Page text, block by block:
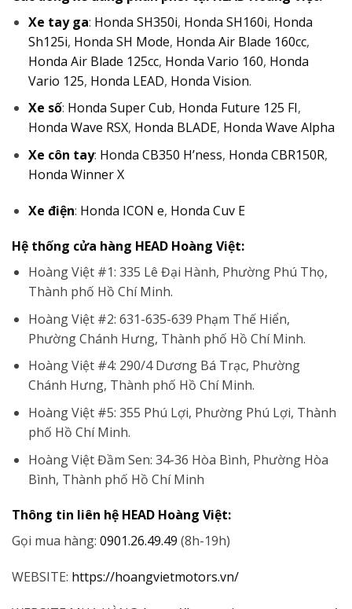
Xe tay ga: Honda SH350i, Honda SH160i, Honda
Sh125i, Honda SH Mode, Honda Air Blade 160cc,
Honda Air Blade 125cc, Honda Vario 160, Honda
Vario 125, Honda LEAD, Honda Vision.
Xe số: Honda Super Cub, Honda Future 125 FI,
Honda Wave RSX, Honda BLADE, Honda Wave Alpha
Xe côn tay: Honda CB350 H’ness, Honda CBR150R,
Honda Winner X
Xe điện: Honda ICON e, Honda Cuv E
Hệ thống cửa hàng HEAD Hoàng Việt:
Hoàng Việt #1: 335 Lê Đại Hành, Phường Phú Thọ,
Thành phố Hồ Chí Minh.
Hoàng Việt #2: 631-635-639 Phạm Thế Hiển,
Phường Chánh Hưng, Thành phố Hồ Chí Minh.
Hoàng Việt #4: 290/4 Dương Bá Trạc, Phường
Chánh Hưng, Thành phố Hồ Chí Minh.
Hoàng Việt #5: 355 Phú Lợi, Phường Phú Lợi, Thành
phố Hồ Chí Minh.
Hoàng Việt Đầm Sen: 34-36 Hòa Bình, Phường Hòa
Bình, Thành phố Hồ Chí Minh
Thông tin liên hệ HEAD Hoàng Việt:
Gọi mua hàng: 0901.26.49.49 (8h-19h)
WEBSITE: https://hoangvietmotors.vn/